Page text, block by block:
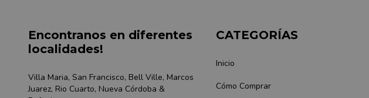
Encontranos en diferentes
localidades!
Villa Maria, San Francisco, Bell Ville, Marcos
Juarez, Rio Cuarto, Nueva Córdoba &
CATEGORÍAS
Inicio
Cómo Comprar